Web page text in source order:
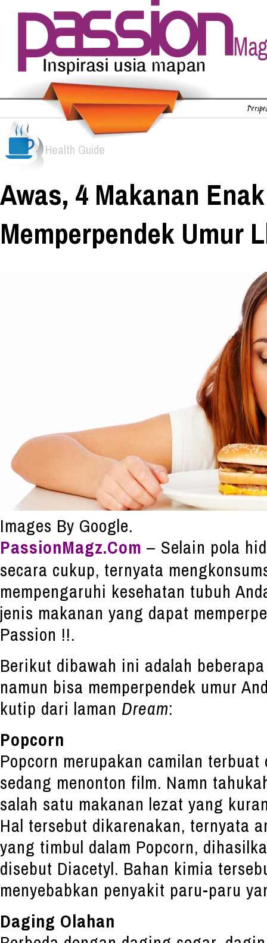
Health Guide
Awas, 4 Makanan
Memperpendek Umur
Images By Google.
PassionMagz.Com – Selain pola
secara cukup, ternyata
mempengaruhi kesehatan tubuh
jenis makanan yang dapat
Passion !!.
Berikut dibawah ini adalah
namun bisa memperpendek umur
kutip dari laman Dream:
Popcorn
Popcorn merupakan camilan
sedang menonton film. Namn
salah satu makanan lezat yang
Hal tersebut dikarenakan, ternyata
yang timbul dalam Popcorn,
disebut Diacetyl. Bahan kimia
menyebabkan penyakit paru-paru
Daging Olahan